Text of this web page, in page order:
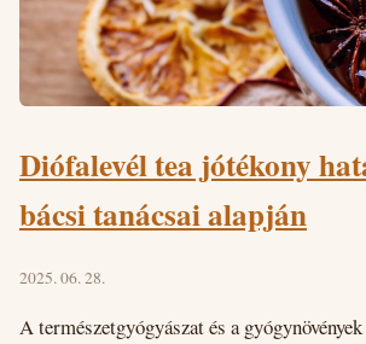
Diófalevél tea jótékony
bácsi tanácsai alapján
2025. 06. 28.
A természetgyógyászat és a